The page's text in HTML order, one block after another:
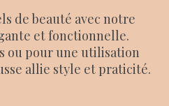
de beauté avec notre
et fonctionnelle.
ou pour une utilisation
allie style et praticité.